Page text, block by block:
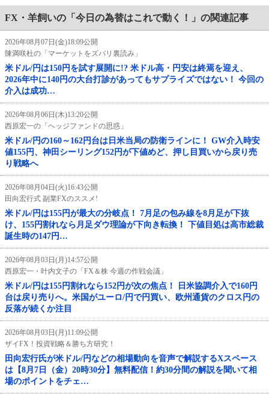
FX・羊飼いの「今日の為替はこれで動く！」の関連記事
2026年08月07日(金)18:09公開
陳満咲杜の「マーケットをズバリ裏読み」
米ドル/円は150円を試す展開に!? 米ドル高・円安は終焉を迎え、
2026年中に140円の大台打診があってもサプライズではない！ 今回の
介入は成功…
2026年08月06日(木)13:20公開
西原宏一の「ヘッジファンドの思惑」
米ドル/円の160～162円台は日米当局の防衛ラインに！ GW介入時安
値155円、神田シーリング152円が下値めど、押し目買いから戻り売
り戦略へ
2026年08月04日(火)16:43公開
田向宏行式 副業FXのススメ!
米ドル/円は155円が最大の分岐点！ 7月足の包み線を8月足が下抜
け、155円割れなら月足ダウ理論が下向き転換！ 下値目処は高市総裁
誕生時の147円…
2026年08月03日(月)14:57公開
西原宏一・叶内文子の「FX＆株 今週の作戦会議」
米ドル/円は155円割れなら152円が次の焦点！ 日米協調介入で160円
台は戻り売りへ。米国がユーロ/円で円買い、欧州通貨のクロス円の
反落が続くか注目
2026年08月03日(月)11:09公開
ザイFX！投資戦略＆勝ち方研究！
田向宏行氏が米ドル/円などの相場動向を音声で解説するXスペース
は【8月7日（金）20時30分】無料配信！約30分間の解説を聞いて相
場のポイントをチェ…